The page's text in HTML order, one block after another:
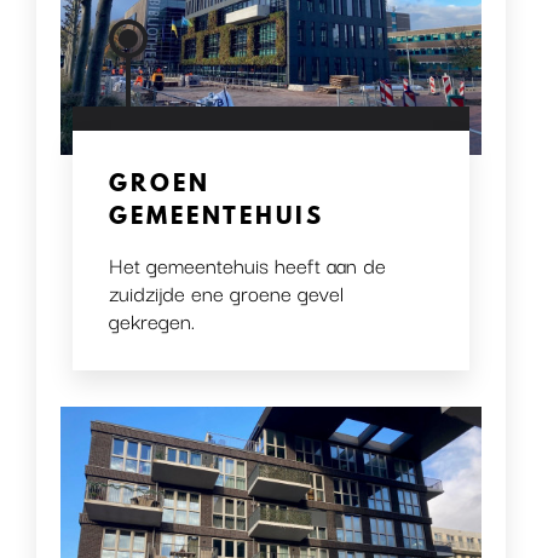
GROEN
GEMEENTEHUIS
Het gemeentehuis heeft aan de
zuidzijde ene groene gevel
gekregen.